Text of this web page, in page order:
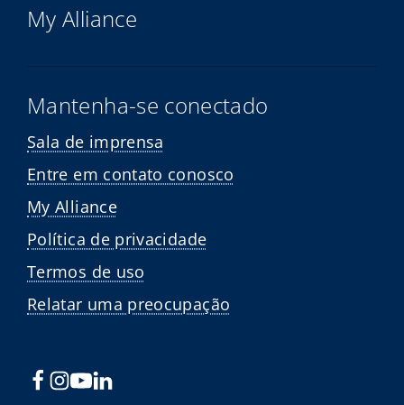
My Alliance
Mantenha-se conectado
Sala de imprensa
Entre em contato conosco
My Alliance
Política de privacidade
Termos de uso
Relatar uma preocupação